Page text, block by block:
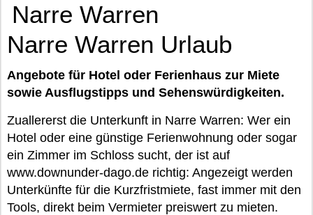
Narre Warren
Narre Warren Urlaub
Angebote für Hotel oder Ferienhaus zur Miete
sowie Ausflugstipps und Sehenswürdigkeiten.
Zuallererst die Unterkunft in Narre Warren: Wer ein
Hotel oder eine günstige Ferienwohnung oder sogar
ein Zimmer im Schloss sucht, der ist auf
www.downunder-dago.de richtig: Angezeigt werden
Unterkünfte für die Kurzfristmiete, fast immer mit den
Tools, direkt beim Vermieter preiswert zu mieten.